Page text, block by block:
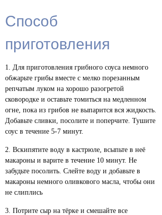
Способ
приготовления
Для приготовления грибного соуса немного
обжарьте грибы вместе с мелко порезанным
репчатым луком на хорошо разогретой
сковородке и оставьте томиться на медленном
огне, пока из грибов не выпарится вся жидкость.
Добавьте сливки, посолите и поперчите. Тушите
соус в течение 5-7 минут.
Вскипятите воду в кастрюле, всыпьте в неё
макароны и варите в течение 10 минут. Не
забудьте посолить. Слейте воду и добавьте в
макароны немного оливкового масла, чтобы они
не слиплись
Потрите сыр на тёрке и смешайте все